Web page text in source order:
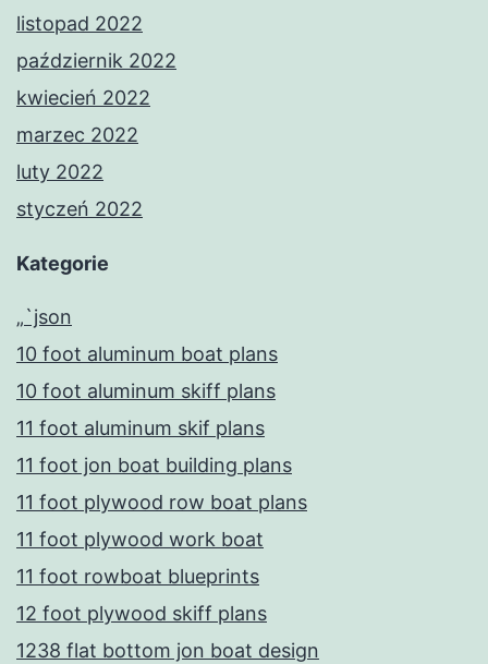
listopad 2022
październik 2022
kwiecień 2022
marzec 2022
luty 2022
styczeń 2022
Kategorie
„`json
10 foot aluminum boat plans
10 foot aluminum skiff plans
11 foot aluminum skif plans
11 foot jon boat building plans
11 foot plywood row boat plans
11 foot plywood work boat
11 foot rowboat blueprints
12 foot plywood skiff plans
1238 flat bottom jon boat design